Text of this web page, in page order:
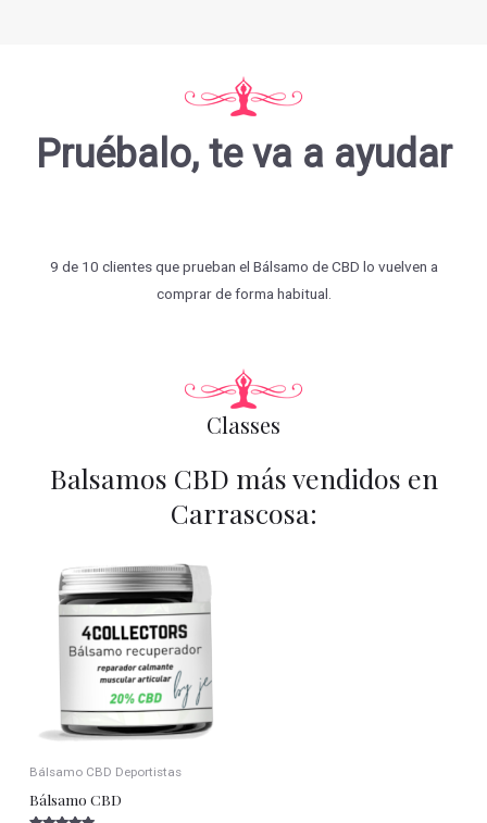
Pruébalo, te va a ayudar
9 de 10 clientes que prueban el Bálsamo de CBD lo vuelven a
comprar de forma habitual.
Classes
Balsamos CBD más vendidos en
Carrascosa:
Bálsamo CBD Deportistas
Bálsamo CBD